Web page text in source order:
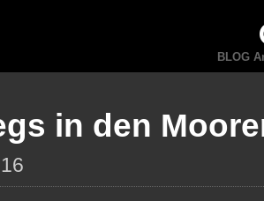
BLOG
in den